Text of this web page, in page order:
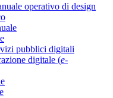
operativo di design
pubblici digitali
digitale (e-